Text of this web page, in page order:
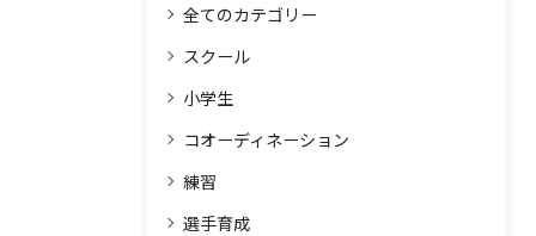
全てのカテゴリー
スクール
小学生
コオーディネーション
練習
選手育成